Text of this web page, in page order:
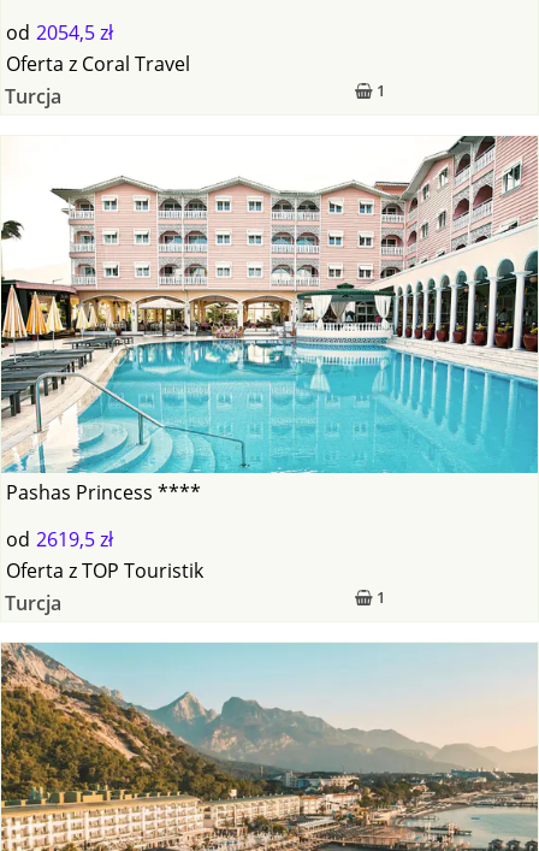
od 2054,5 zł
1
Oferta z Coral Travel
Turcja
Pashas Princess ****
od 2619,5 zł
1
Oferta zTOP Touristik
Turcja